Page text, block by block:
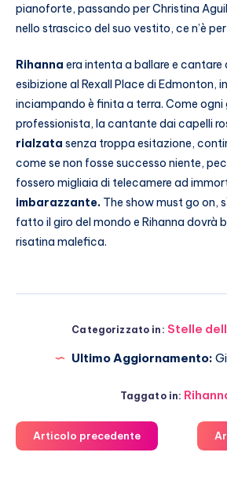
pianoforte, passando per Christina
nello strascico del suo vestito, ce n’è
Rihanna era intenta a ballare e cantare
esibizione al Rexall Place di Edmonton,
inciampando è finita a terra. Come ogni
professionista, la cantante dai capelli
rialzata senza troppa esitazione,
come se non fosse successo niente,
fossero migliaia di telecamere ad
imbarazzante. The show must go on,
fatto il giro del mondo e Rihanna dovrà
risatina malefica.
Categorizzato in: Stelle
Ultimo Aggiornamento:
Taggato in:
Articolo precedente